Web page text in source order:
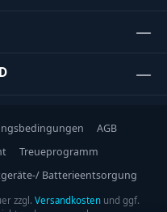
AGB
Treueprogramm
Batterieentsorgung
zzgl. Versandkosten und ggf.